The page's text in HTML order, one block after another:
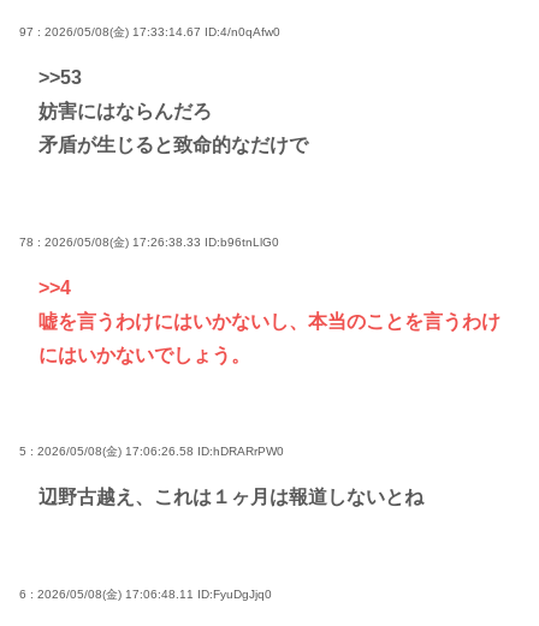
97 : 2026/05/08(金) 17:33:14.67 ID:4/n0qAfw0
>>53
妨害にはならんだろ
矛盾が生じると致命的なだけで
78 : 2026/05/08(金) 17:26:38.33 ID:b96tnLlG0
>>4
嘘を言うわけにはいかないし、本当のことを言うわけ
にはいかないでしょう。
5 : 2026/05/08(金) 17:06:26.58 ID:hDRARrPW0
辺野古越え、これは１ヶ月は報道しないとね
6 : 2026/05/08(金) 17:06:48.11 ID:FyuDgJjq0